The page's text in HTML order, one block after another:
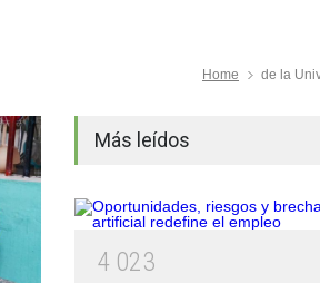
Home de la
Más leídos
4 023